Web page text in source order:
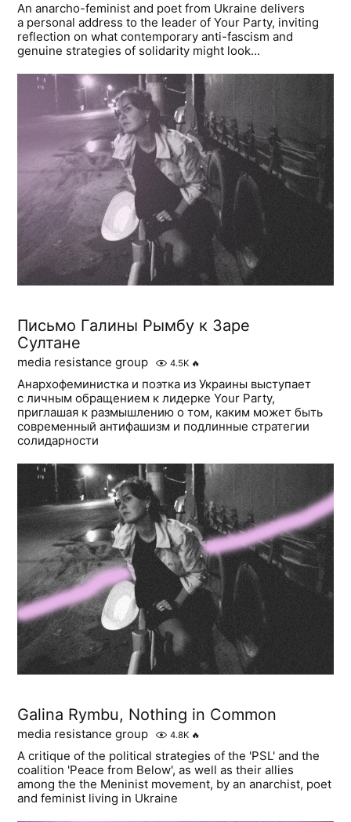
An anarcho-feminist and poet from Ukraine delivers
a personal address to the leader of Your Party, inviting
reflection on what contemporary anti-fascism and
genuine strategies of solidarity might look...
Письмо Галины Рымбу к Заре
Султане
media resistance group 4.5K 🔥
Анархофеминистка и поэтка из Украины выступает
с личным обращением к лидерке Your Party,
приглашая к размышлению о том, каким может быть
современный антифашизм и подлинные стратегии
солидарности
Galina Rymbu, Nothing in Common
media resistance group 4.8K 🔥
A critique of the political strategies of the 'PSL' and the
coalition 'Peace from Below', as well as their allies
among the the Meninist movement, by an anarchist, poet
and feminist living in Ukraine